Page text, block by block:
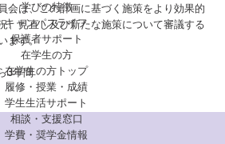
学びの特徴
キャンパスライフ
保護者サポート
在学生の方
在学生の方トップ
履修・授業・成績
学生生活サポート
相談・支援窓口
学費・奨学金情報
会は、この計画に基づく施策をより効果的
、見直し及び新たな施策について審議する
ます。
3年間